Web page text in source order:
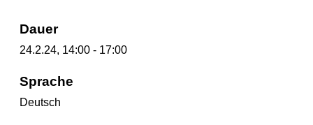
Dauer
24.2.24, 14:00 - 17:00
Sprache
Deutsch